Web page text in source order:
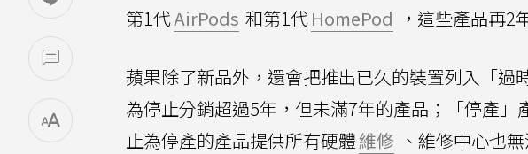
第1代AirPods 和第1代HomePod ，這些產品再2
蘋果除了新品外，還會把推出已久的裝置列入「
為停止分銷超過5年，但未滿7年的產品；「停產
止為停產的產品提供所有硬體維修 、維修中心也